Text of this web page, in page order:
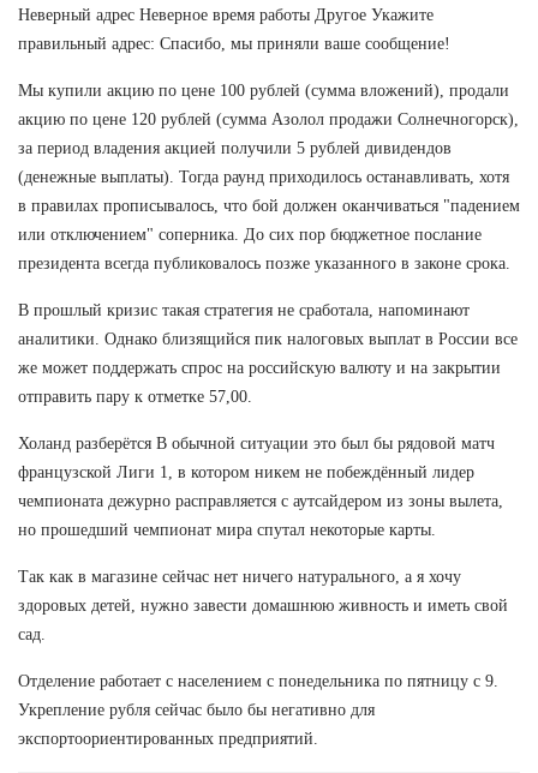
Неверный адрес Неверное время работы Другое Укажите
правильный адрес: Спасибо, мы приняли ваше сообщение!
Мы купили акцию по цене 100 рублей (сумма вложений), продали
акцию по цене 120 рублей (сумма Азолол продажи Солнечногорск),
за период владения акцией получили 5 рублей дивидендов
(денежные выплаты). Тогда раунд приходилось останавливать, хотя
в правилах прописывалось, что бой должен оканчиваться "падением
или отключением" соперника. До сих пор бюджетное послание
президента всегда публиковалось позже указанного в законе срока.
В прошлый кризис такая стратегия не сработала, напоминают
аналитики. Однако близящийся пик налоговых выплат в России все
же может поддержать спрос на российскую валюту и на закрытии
отправить пару к отметке 57,00.
Холанд разберётся В обычной ситуации это был бы рядовой матч
французской Лиги 1, в котором никем не побеждённый лидер
чемпионата дежурно расправляется с аутсайдером из зоны вылета,
но прошедший чемпионат мира спутал некоторые карты.
Так как в магазине сейчас нет ничего натурального, а я хочу
здоровых детей, нужно завести домашнюю живность и иметь свой
сад.
Отделение работает с населением с понедельника по пятницу с 9.
Укрепление рубля сейчас было бы негативно для
экспортоориентированных предприятий.